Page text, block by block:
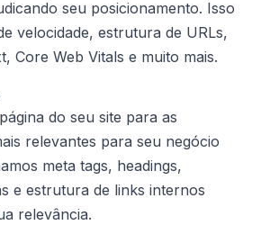
seu posicionamento. Isso
velocidade, estrutura de URLs,
Core Web Vitals e muito mais.
do seu site para as
relevantes para seu negócio
meta tags, headings,
e estrutura de links internos
relevância.